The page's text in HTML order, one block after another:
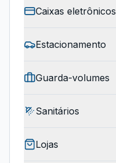
Caixas eletrônicos
Estacionamento
Guarda-volumes
Sanitários
Lojas